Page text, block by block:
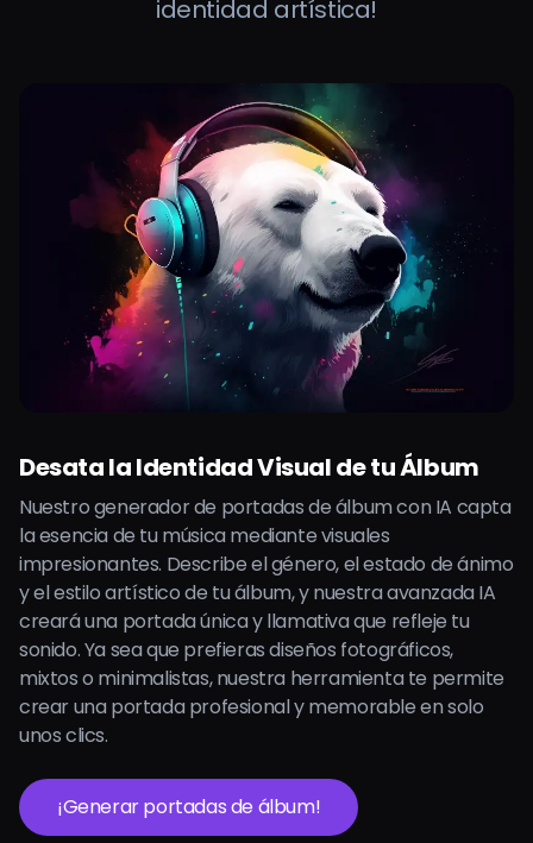
identidad artística!
Desata la Identidad Visual de tu Álbum
Nuestro generador de portadas de álbum con IA capta
la esencia de tu música mediante visuales
impresionantes. Describe el género, el estado de ánimo
y el estilo artístico de tu álbum, y nuestra avanzada IA
creará una portada única y llamativa que refleje tu
sonido. Ya sea que prefieras diseños fotográficos,
mixtos o minimalistas, nuestra herramienta te permite
crear una portada profesional y memorable en solo
unos clics.
¡Generar portadas de álbum!